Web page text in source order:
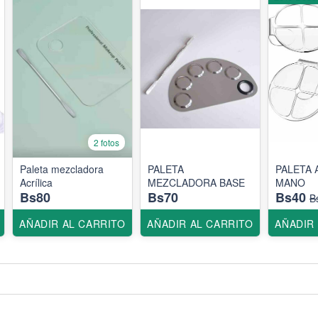
2 fotos
Paleta mezcladora
Acrílica
Bs80
AÑADIR AL CARRITO
PALETA
MEZCLADORA BASE
Bs70
AÑADIR AL CARRITO
PALETA
MANO
Bs40
AÑADIR